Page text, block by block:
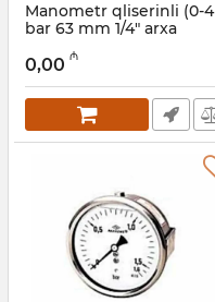
Manometr qliserinli (0-4
bar 63 mm 1/4" arxa
0631001205
Artikul: 006001221
0,00 ₼